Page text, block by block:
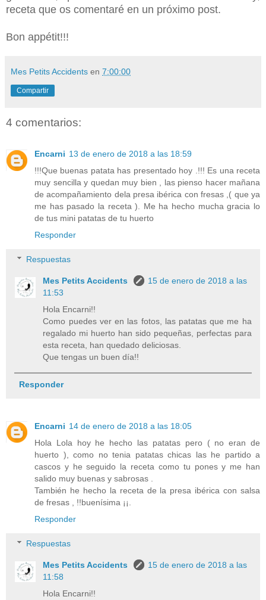
receta que os comentaré en un próximo post.
Bon appétit!!!
Mes Petits Accidents en 7:00:00
Compartir
4 comentarios:
Encarni 13 de enero de 2018 a las 18:59
!!!Que buenas patata has presentado hoy .!!! Es una receta
muy sencilla y quedan muy bien , las pienso hacer mañana
de acompañamiento dela presa ibérica con fresas ,( que ya
me has pasado la receta ). Me ha hecho mucha gracia lo
de tus mini patatas de tu huerto
Responder
Respuestas
Mes Petits Accidents
15 de enero de 2018 a las
11:53
Hola Encarni!!
Como puedes ver en las fotos, las patatas que me ha
regalado mi huerto han sido pequeñas, perfectas para
esta receta, han quedado deliciosas.
Que tengas un buen día!!
Responder
Encarni 14 de enero de 2018 a las 18:05
Hola Lola hoy he hecho las patatas pero ( no eran de
huerto ), como no tenia patatas chicas las he partido a
cascos y he seguido la receta como tu pones y me han
salido muy buenas y sabrosas .
También he hecho la receta de la presa ibérica con salsa
de fresas , !!buenísima ¡¡.
Responder
Respuestas
Mes Petits Accidents
15 de enero de 2018 a las
11:58
Hola Encarni!!